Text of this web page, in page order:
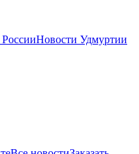
Новости Удмуртии